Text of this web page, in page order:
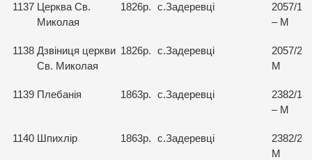
1137 Церква Св.
Миколая
1826р. с.Задеревці
2057/1
– М
1138 Дзвіниця церкви
Св. Миколая
1826р. с.Задеревці
2057/2-
М
1139 Плебанія 1863р. с.Задеревці
2382/1
– М
1140 Шпихлір 1863р. с.Задеревці
2382/2-
М